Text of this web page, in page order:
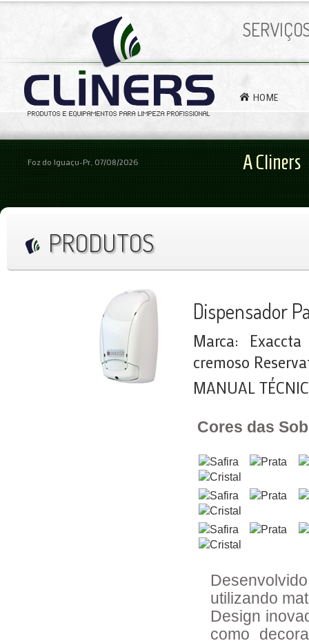
HOME
Foz do Iguaçu-Pr, 07/08/2026 A Cliners
PRODUTOS
Dispensador
Marca:
cremoso
MANUAL
Cores das
utilizando
Design
como